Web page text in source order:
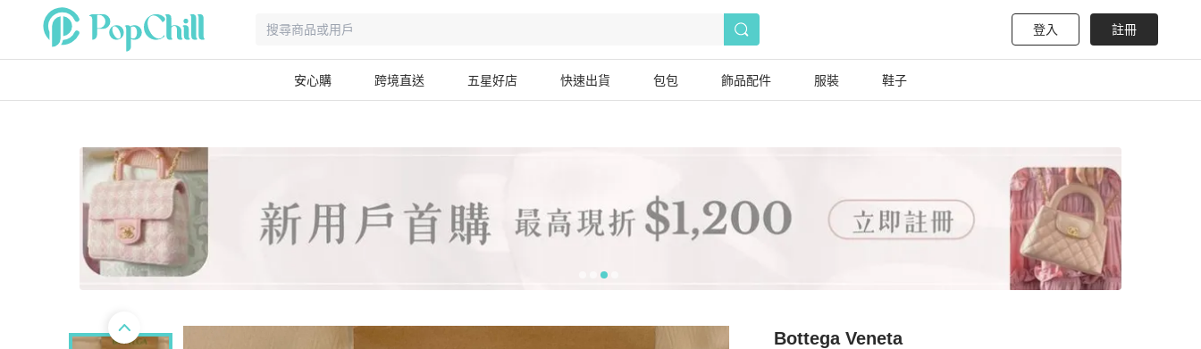
登入 註冊
安心購 跨境直送 五星好店 快速出貨 包包 飾品配件 服裝 鞋子
Bottega Veneta